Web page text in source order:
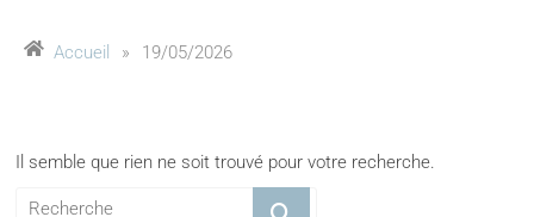
Accueil » 19/05/2026
Il semble que rien ne soit trouvé pour votre recherche.